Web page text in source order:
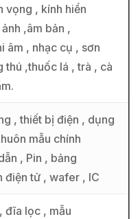
vọng , kính hiển
,âm bản ,
âm , nhạc cụ , sơn
thú ,thuốc lá , trà , cà
, thiết bị điện , dụng
mẫu chính
, Pin , bảng
điện tử , wafer , IC
đĩa lọc , mẫu